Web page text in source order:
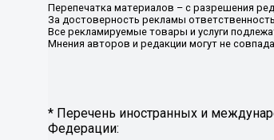
Перепечатка материалов – с разрешения
За достоверность рекламы
Все рекламируемые товары и услуги
Мнения авторов и редакции могут не
* Перечень иностранных и
Федерации: